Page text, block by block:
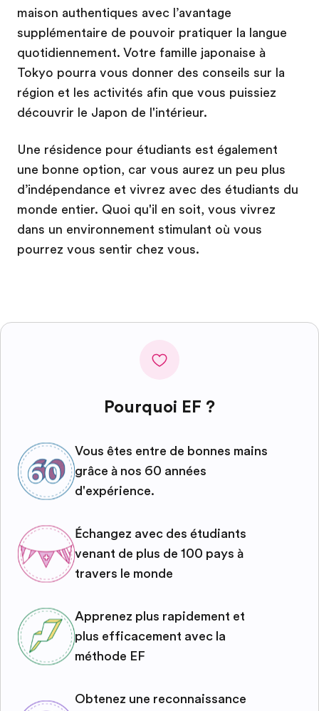
maison authentiques avec l’avantage
supplémentaire de pouvoir pratiquer la langue
quotidiennement. Votre famille japonaise à
Tokyo pourra vous donner des conseils sur la
région et les activités afin que vous puissiez
découvrir le Japon de l'intérieur.
Une résidence pour étudiants est également
une bonne option, car vous aurez un peu plus
d’indépendance et vivrez avec des étudiants du
monde entier. Quoi qu'il en soit, vous vivrez
dans un environnement stimulant où vous
pourrez vous sentir chez vous.
Pourquoi EF ?
Vous êtes entre de bonnes mains
grâce à nos 60 années
d'expérience.
Échangez avec des étudiants
venant de plus de 100 pays à
travers le monde
Apprenez plus rapidement et
plus efficacement avec la
méthode EF
Obtenez une reconnaissance